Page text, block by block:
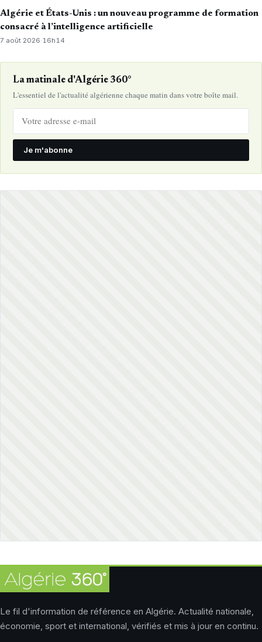
Algérie et États-Unis : un nouveau programme de formation
consacré à l’intelligence artificielle
7 août 2026·16h14
La matinale d'Algérie 360°
L'essentiel de l'actualité algérienne chaque matin dans votre boîte mail.
Je m'abonne
Le fil d'information de référence en Algérie. Actualité nationale,
économie, sport et international, vérifiés et mis à jour en continu.